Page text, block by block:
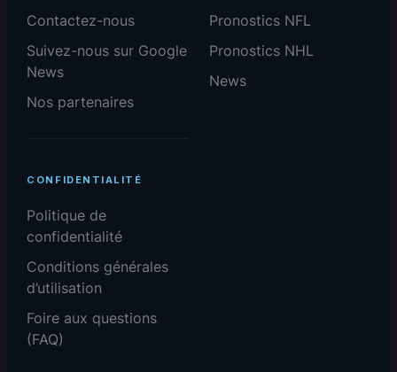
Contactez-nous
Suivez-nous sur Google
News
Nos partenaires
Pronostics NFL
Pronostics NHL
News
CONFIDENTIALITÉ
Politique de
confidentialité
Conditions générales
d’utilisation
Foire aux questions
(FAQ)